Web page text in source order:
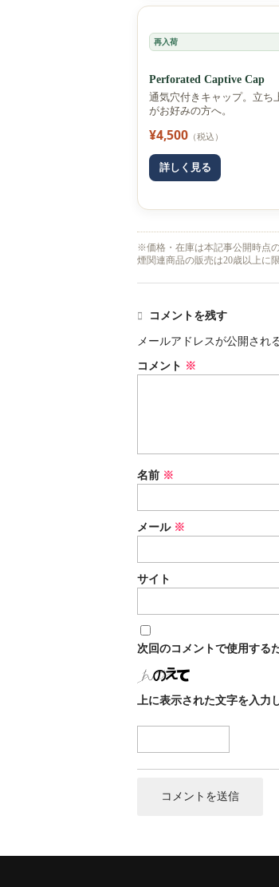
再入荷
Perforated Captive Cap
通気穴付きキャップ。立ち
がお好みの方へ。
¥4,500 （税込）
詳しく見る
※価格・在庫は本記事公開時点
煙関連商品の販売は20歳以上に限
コメントを残す
メールアドレスが公開され
コメント ※
名前 ※
メール ※
サイト
次回のコメントで使用する
上に表示された文字を入力